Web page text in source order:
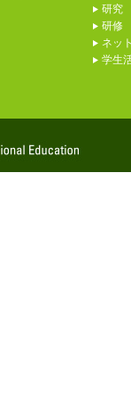
研究
研修
ネッ
学生